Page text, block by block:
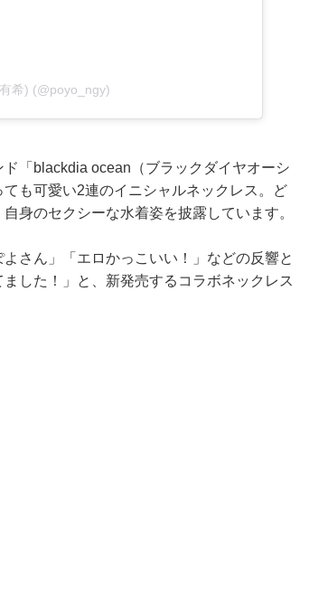
希) (@poyo_ngy)
「blackdia ocean（ブラックダイヤオーシ
も可愛い2連のイニシャルネックレス。ど
身のセクシーな水着姿を披露しています。
さん」「エロかっこいい！」などの反響と
した！」と、新発売するコラボネックレス